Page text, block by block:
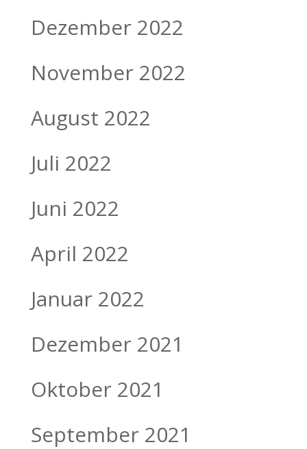
Dezember 2022
November 2022
August 2022
Juli 2022
Juni 2022
April 2022
Januar 2022
Dezember 2021
Oktober 2021
September 2021